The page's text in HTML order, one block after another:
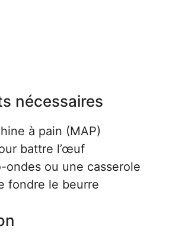
nécessaires
à pain (MAP)
battre l’œuf
ondes ou une casserole
fondre le beurre